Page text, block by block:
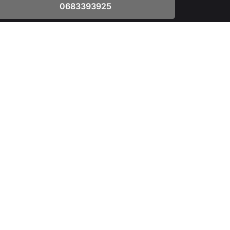
0683393925